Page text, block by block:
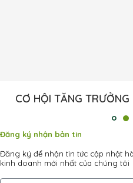
CƠ HỘI TĂNG
Đăng ký nhận bản tin
Đăng ký để nhận tin tức cập nhật
kinh doanh mới nhất của chúng tôi